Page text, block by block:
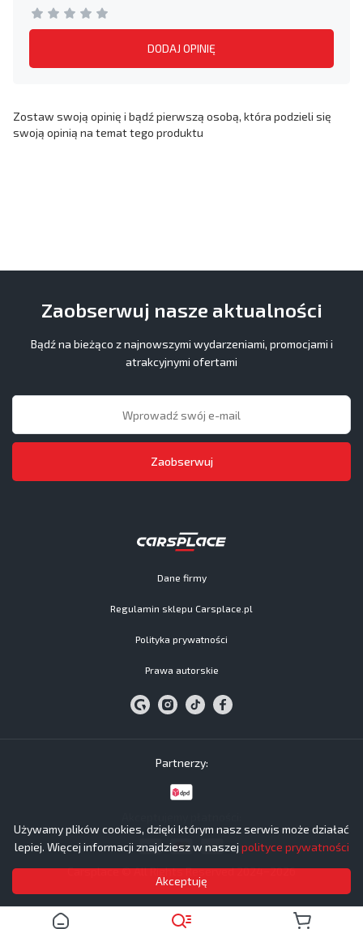
Używamy plików cookies, dzięki którym nasz serwis może działać
lepiej. Więcej informacji znajdziesz w naszej polityce prywatności
Akceptuję
DODAJ OPINIĘ
Zostaw swoją opinię i bądź pierwszą osobą, która podzieli się
swoją opinią na temat tego produktu
Dane firmy
Regulamin sklepu Carsplace.pl
Polityka prywatności
Prawa autorskie
Zaobserwuj nasze aktualności
Bądź na bieżąco z najnowszymi wydarzeniami, promocjami i
atrakcyjnymi ofertami
Zaobserwuj
Carsplace © All Rights Reserved 2024−2026
Partnerzy: